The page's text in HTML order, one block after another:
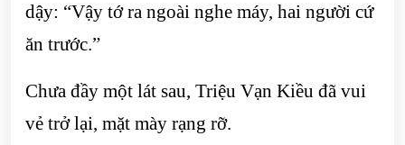
dậy: “Vậy tớ ra ngoài nghe máy, hai người cứ
ăn trước.”
Chưa đầy một lát sau, Triệu Vạn Kiều đã vui
vẻ trở lại, mặt mày rạng rỡ.